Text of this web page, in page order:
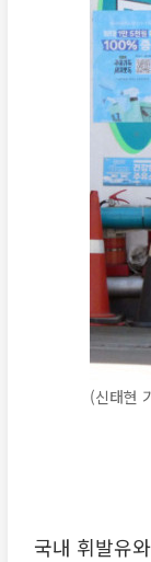
(신태현
국내 휘발유